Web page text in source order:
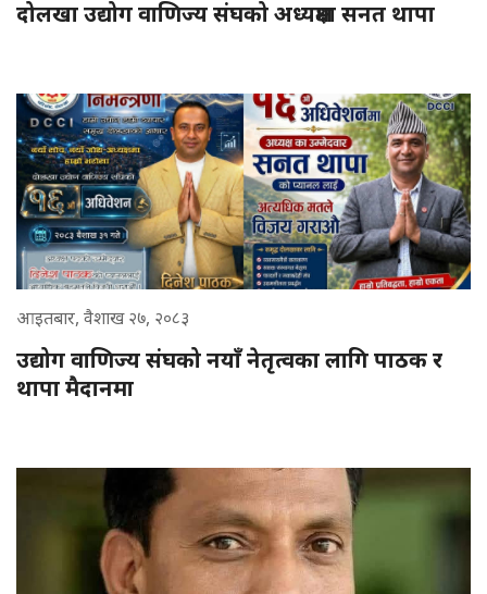
दोलखा उद्योग वाणिज्य संघको अध्यक्षमा सनत थापा
आइतबार, वैशाख २७, २०८३
उद्योग वाणिज्य संघको नयाँ नेतृत्वका लागि पाठक र
थापा मैदानमा